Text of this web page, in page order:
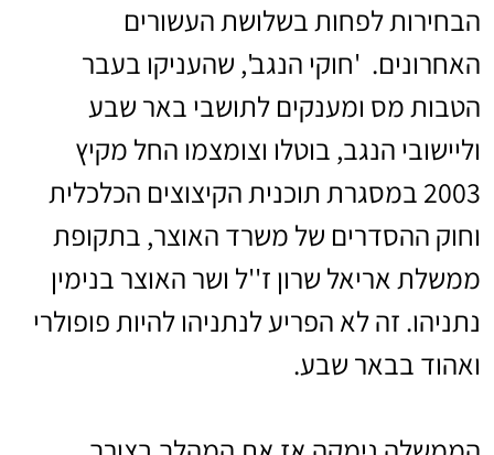
הבחירות לפחות בשלושת העשורים
האחרונים. 'חוקי הנגב', שהעניקו בעבר
הטבות מס ומענקים לתושבי באר שבע
וליישובי הנגב, בוטלו וצומצמו החל מקיץ
2003 במסגרת תוכנית הקיצוצים הכלכלית
וחוק ההסדרים של משרד האוצר, בתקופת
ממשלת אריאל שרון ז''ל ושר האוצר בנימין
נתניהו. זה לא הפריע לנתניהו להיות פופולרי
ואהוד בבאר שבע.